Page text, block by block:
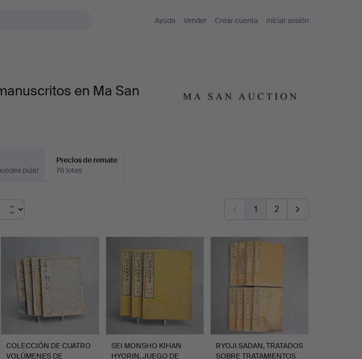
Ayuda Vender Crear cuenta Iniciar sesión
en Ma San
pujar
Precios de remate
76 lotes
1 2
COLECCIÓN DE CUATRO
VOLÚMENES DE
SEI MONSHO KIHAN
HYORIN, JUEGO DE
RYOJI SADAN, TRATADOS
SOBRE TRATAMIENTOS